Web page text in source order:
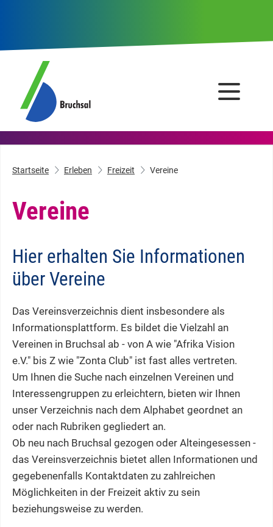
Startseite Erleben Freizeit Vereine
Vereine
Hier erhalten Sie Informationen
über Vereine
Das Vereinsverzeichnis dient insbesondere als
Informationsplattform. Es bildet die Vielzahl an
Vereinen in Bruchsal ab - von A wie "Afrika Vision
e.V." bis Z wie "Zonta Club" ist fast alles vertreten.
Um Ihnen die Suche nach einzelnen Vereinen und
Interessengruppen zu erleichtern, bieten wir Ihnen
unser Verzeichnis nach dem Alphabet geordnet an
oder nach Rubriken gegliedert an.
Ob neu nach Bruchsal gezogen oder Alteingesessen -
das Vereinsverzeichnis bietet allen Informationen und
gegebenenfalls Kontaktdaten zu zahlreichen
Möglichkeiten in der Freizeit aktiv zu sein
beziehungsweise zu werden.